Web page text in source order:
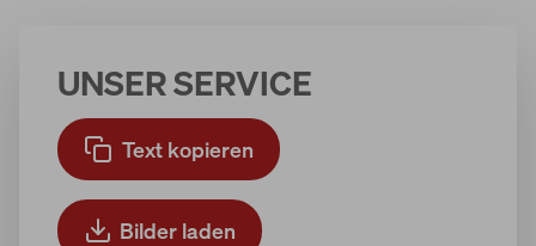
UNSER SERVICE
Text kopieren
Bilder laden